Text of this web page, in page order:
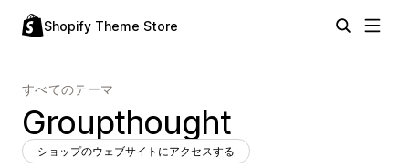
Shopify Theme Store
すべてのテーマ
Groupthought
ショップのウェブサイトにアクセスする